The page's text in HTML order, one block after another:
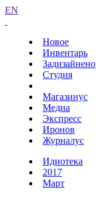
EN
Новое
Инвентарь
Задизайнено
Студия
Магазинус
Медиа
Экспресс
Иронов
Журналус
Идиотека
2017
Март